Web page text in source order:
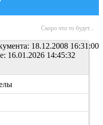
Скоро что то будет...
18.12.2008 16:31:00
16.01.2026 14:45:32